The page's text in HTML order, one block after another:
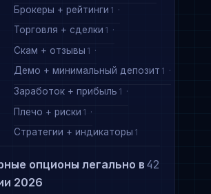
Брокеры + рейтинги 1
Торговля + сделки 1
Скам + отзывы 1
Демо + минимальный депозит 1
Заработок + прибыль 1
Плечо + риски 1
Стратегии + индикаторы 1
опционы легально в
2026
42